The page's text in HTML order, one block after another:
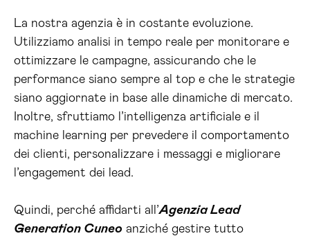
La nostra agenzia è in costante evoluzione.
Utilizziamo analisi in tempo reale per monitorare e
ottimizzare le campagne, assicurando che le
performance siano sempre al top e che le strategie
siano aggiornate in base alle dinamiche di mercato.
Inoltre, sfruttiamo l’intelligenza artificiale e il
machine learning per prevedere il comportamento
dei clienti, personalizzare i messaggi e migliorare
l’engagement dei lead.
Quindi, perché affidarti all’Agenzia Lead
Generation Cuneo anziché gestire tutto